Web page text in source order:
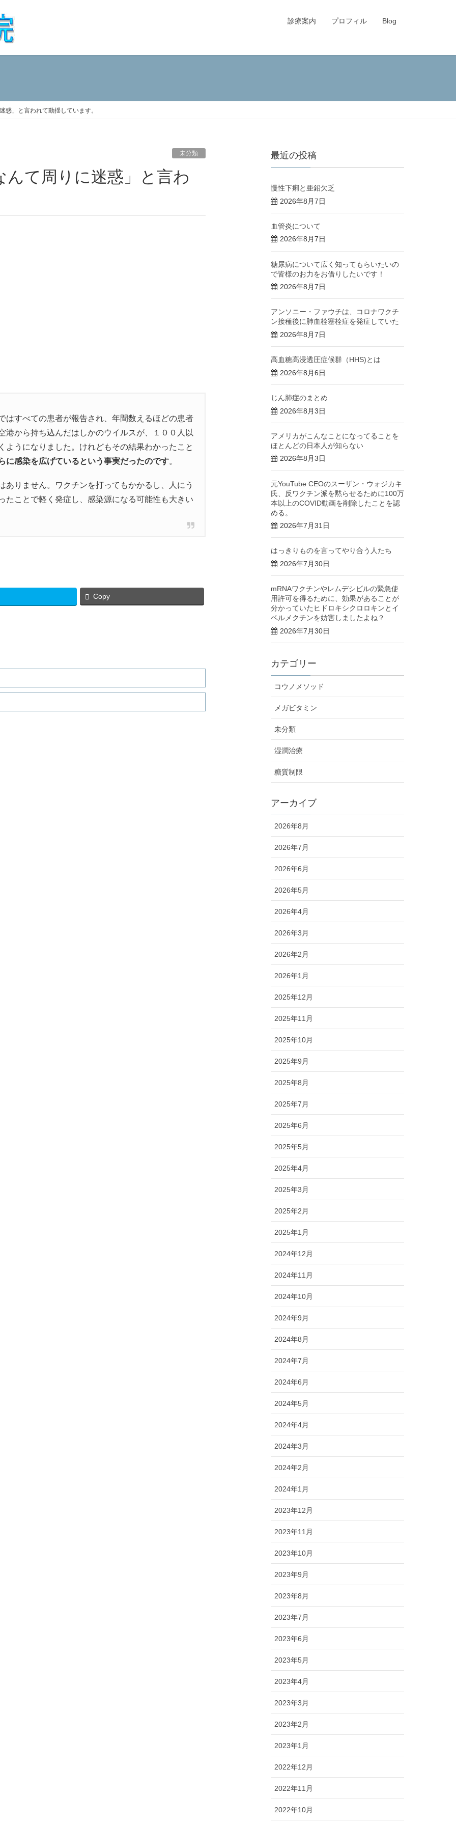
診療案内 プロフィル Blog
惑」と言われて動揺しています。
未分類
はすべての患者が報告され、年間数えるほどの患者
港から持ち込んだはしかのウイルスが、１００人以
ようになりました。けれどもその結果わかったこと
に感染を広げているという事実だったのです。
ありません。ワクチンを打ってもかかるし、人にう
たことで軽く発症し、感染源になる可能性も大きい
Copy
最近の投稿
慢性下痢と亜鉛欠乏
2026年8月7日
血管炎について
2026年8月7日
糖尿病について広く知ってもらいたいの
で皆様のお力をお借りしたいです！
2026年8月7日
アンソニー・ファウチは、コロナワクチ
ン接種後に肺血栓塞栓症を発症していた
2026年8月7日
高血糖高浸透圧症候群（HHS)とは
2026年8月6日
じん肺症のまとめ
2026年8月3日
アメリカがこんなことになってることを
ほとんどの日本人が知らない
2026年8月3日
元YouTube CEOのスーザン・ウォジカキ
氏、反ワクチン派を黙らせるために100万
本以上のCOVID動画を削除したことを認
める。
2026年7月31日
はっきりものを言ってやり合う人たち
2026年7月30日
mRNAワクチンやレムデシビルの緊急使
用許可を得るために、効果があることが
分かっていたヒドロキシクロロキンとイ
ベルメクチンを妨害しましたよね？
2026年7月30日
カテゴリー
コウノメソッド
メガビタミン
未分類
湿潤治療
糖質制限
アーカイブ
2026年8月
2026年7月
2026年6月
2026年5月
2026年4月
2026年3月
2026年2月
2026年1月
2025年12月
2025年11月
2025年10月
2025年9月
2025年8月
2025年7月
2025年6月
2025年5月
2025年4月
2025年3月
2025年2月
2025年1月
2024年12月
2024年11月
2024年10月
2024年9月
2024年8月
2024年7月
2024年6月
2024年5月
2024年4月
2024年3月
2024年2月
2024年1月
2023年12月
2023年11月
2023年10月
2023年9月
2023年8月
2023年7月
2023年6月
2023年5月
2023年4月
2023年3月
2023年2月
2023年1月
2022年12月
2022年11月
2022年10月